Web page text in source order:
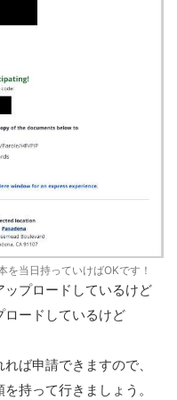
当日持っていけばOKです！
ップロードしているけど
ードしているけど
ば申請できますので、
持って行きましょう。